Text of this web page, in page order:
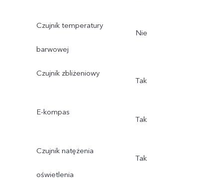
Czujnik temperatury
barwowej
Nie
Czujnik zbliżeniowy
Tak
E-kompas
Tak
Czujnik natężenia
oświetlenia
Tak